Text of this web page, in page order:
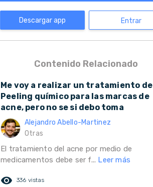
Descargar app Entrar
Contenido Relacionado
Me voy a realizar un tratamiento de
Peeling químico para las marcas de
acne, pero no se si debo toma
Alejandro Abello-Martinez
Otras
El tratamiento del acne por medio de
medicamentos debe ser f... Leer más
remove_red_eye 336 vistas